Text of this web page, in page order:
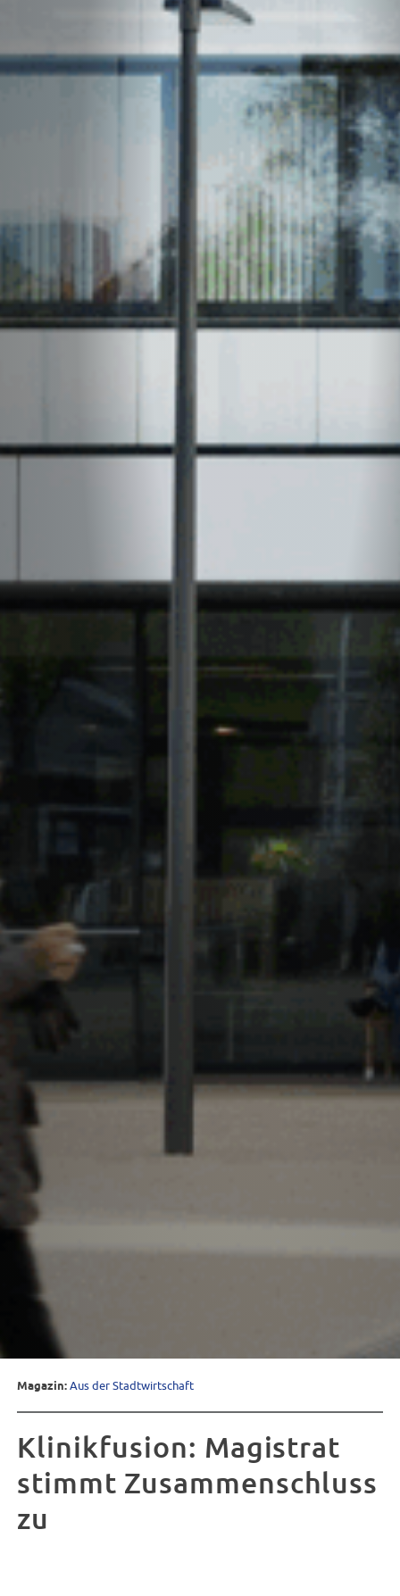
Magazin:Aus der Stadtwirtschaft
Klinikfusion: Magistrat
stimmt Zusammenschluss
zu